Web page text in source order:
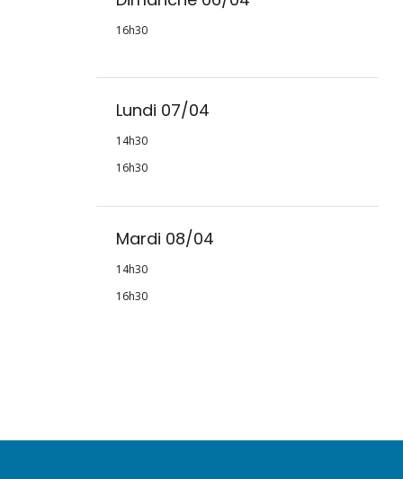
16h30
Lundi 07/04
14h30
16h30
Mardi 08/04
14h30
16h30